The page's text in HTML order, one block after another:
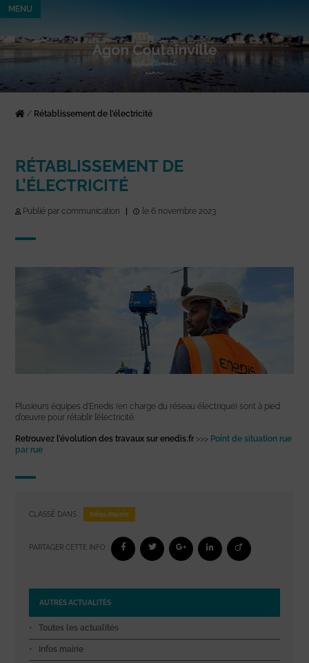
MENU
/ Rétablissement de l’électricité
RÉTABLISSEMENT DE
L’ÉLECTRICITÉ
Publié par communication le 6 novembre 2023
Plusieurs équipes d’Enedis (en charge du réseau électrique) sont à pied
d’œuvre pour rétablir l’électricité.
Retrouvez l’évolution des travaux sur enedis.fr>>> Point de situation rue
par rue
CLASSÉ DANS : Infos mairie
PARTAGER CETTE INFO :
AUTRES ACTUALITÉS
Toutes les actualités
Infos mairie